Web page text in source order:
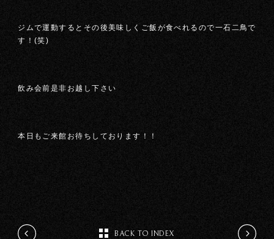
ジムで運動するとその後美味しくご飯が食べれるので一石二鳥で
す！(笑)
飲み会前是非お越し下さい
本日もご来館お待ちしております！！
BACK TO INDEX